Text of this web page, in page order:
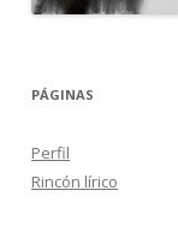
PÁGINAS
Perfil
Rincón lírico